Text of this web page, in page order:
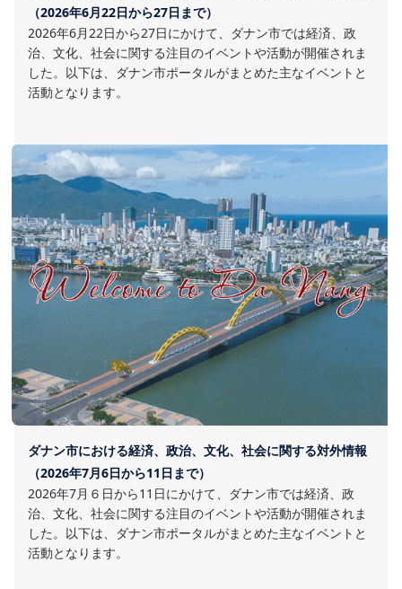
（2026年6月22日から27日まで）
2026年6月22日から27日にかけて、ダナン市では経済、政
治、文化、社会に関する注目のイベントや活動が開催されま
した。以下は、ダナン市ポータルがまとめた主なイベントと
活動となります。
ダナン市における経済、政治、文化、社会に関する対外情報
（2026年7月6日から11日まで）
2026年7月６日から11日にかけて、ダナン市では経済、政
治、文化、社会に関する注目のイベントや活動が開催されま
した。以下は、ダナン市ポータルがまとめた主なイベントと
活動となります。